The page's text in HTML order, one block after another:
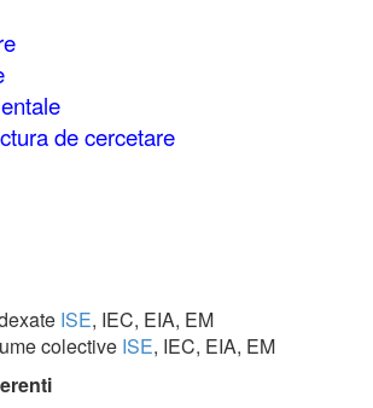
de cercetare
ISE, IEC, EIA, EM
colective ISE, IEC, EIA, EM